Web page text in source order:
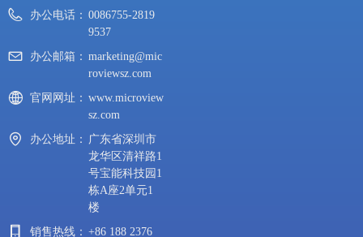
办公电话： 0086755-2819
9537
办公邮箱： marketing@mic
roviewsz.com
官网网址： www.microview
sz.com
办公地址： 广东省深圳市
龙华区清祥路1
号宝能科技园1
栋A座2单元1
楼
销售热线： +86 188 2376